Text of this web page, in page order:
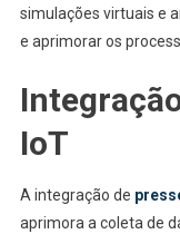
simulações virtuais e
e aprimorar os
IoT
A integração de
aprimora a coleta de